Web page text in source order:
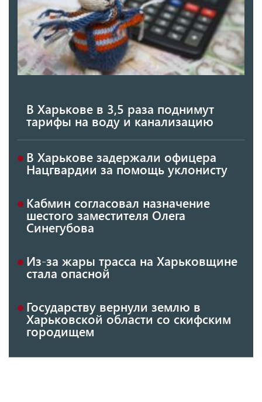
В Харькове в 3,5 раза поднимут
тарифы на воду и канализацию
В Харькове задержали офицера
Нацгвардии за помощь уклонисту
Кабмин согласовал назначение
шестого заместителя Олега
Синегубова
Из-за жары трасса на Харьковщине
стала опасной
Государству вернули землю в
Харьковской области со скифским
городищем